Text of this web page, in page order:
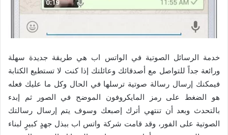
خدمة الرسائل الصوتية في الواتس اب هي طريقة جديدة سهلة
ورائعة جداً للتواصل مع أصدقائك وعائلتك إذا كنت لا تستطيع الكتابة
فيمكنك إرسال رسالة صوتية ترسلها في الحال وكل ما عليك فعله
هو الضغط على رمز المايكروفون الموضح في الصور ثم إبدء
بالتحدث وبعد أن تنتهي أترك إصبعك وسوف يتم إرسال رسالتك
الصوتية على الفور، وقد قامت شركة واتس اب ببذل جهدٍ كبيرٍ لبناء